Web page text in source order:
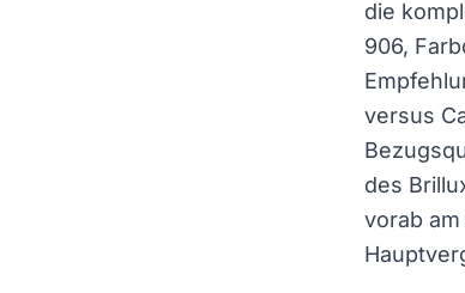
die
906,
versus
des
vorab